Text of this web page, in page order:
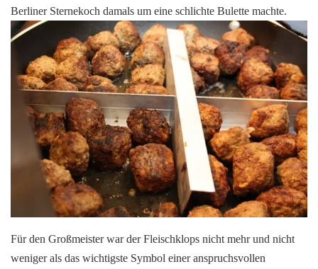
Berliner Sternekoch damals um eine schlichte Bulette machte.
Für den Großmeister war der Fleischklops nicht mehr und nicht
weniger als das wichtigste Symbol einer anspruchsvollen